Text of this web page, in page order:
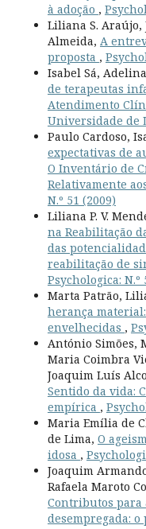
à adoção ,
Liliana S. Araújo,
Almeida, A
proposta ,
Isabel Sá,
de terapeutas
Atendimento
Universidade de
Paulo Cardoso,
expectativas de
O Inventário de
Relativamente
N.º 51 (2009)
Liliana P. V.
na Reabilitação
das
reabilitação de
Psychologica: N.º
Marta Patrão,
herança
envelhecidas ,
António Simões,
Maria Coimbra
Joaquim Luís
Sentido da vida:
empírica ,
Maria Emília de
de Lima, O
idosa ,
Joaquim
Rafaela Maroto
Contributos para
desempregada: o